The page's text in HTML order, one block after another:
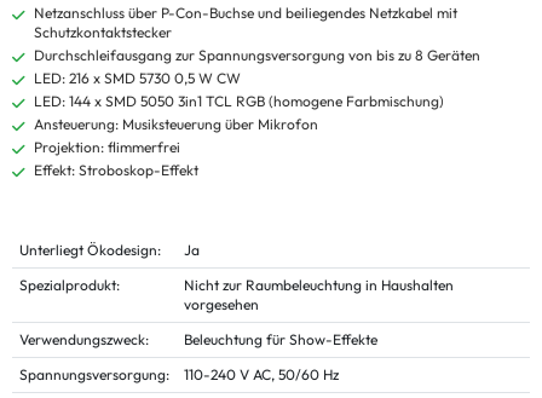
Netzanschluss über P-Con-Buchse und beiliegendes Netzkabel mit
Schutzkontaktstecker
Durchschleifausgang zur Spannungsversorgung von bis zu 8 Geräten
LED: 216 x SMD 5730 0,5 W CW
LED: 144 x SMD 5050 3in1 TCL RGB (homogene Farbmischung)
Ansteuerung: Musiksteuerung über Mikrofon
Projektion: flimmerfrei
Effekt: Stroboskop-Effekt
Unterliegt Ökodesign:
Ja
Spezialprodukt:
Nicht zur Raumbeleuchtung in Haushalten
vorgesehen
Verwendungszweck:
Beleuchtung für Show-Effekte
Spannungsversorgung:
110-240 V AC, 50/60 Hz